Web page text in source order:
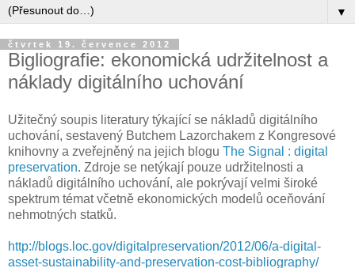
▼
čtvrtek 19. července 2012
Bigliografie: ekonomická udržitelnost a
náklady digitálního uchování
Užitečný soupis literatury týkající se nákladů digitálního
uchování, sestavený Butchem Lazorchakem z Kongresové
knihovny a zveřejněný na jejich blogu The Signal : digital
preservation. Zdroje se netýkají pouze udržitelnosti a
nákladů digitálního uchování, ale pokrývají velmi široké
spektrum témat včetně ekonomických modelů oceňování
nehmotných statků.
http://blogs.loc.gov/digitalpreservation/2012/06/a-digital-
asset-sustainability-and-preservation-cost-bibliography/